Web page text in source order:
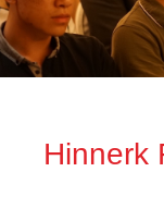
ÜBER UNS
SUCHE
Hinnerk